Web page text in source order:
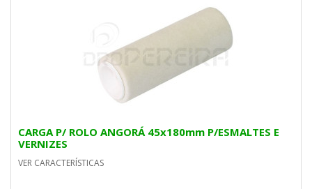
CARGA P/ ROLO ANGORÁ 45x180mm P/ESMALTES E
VERNIZES
VER CARACTERÍSTICAS